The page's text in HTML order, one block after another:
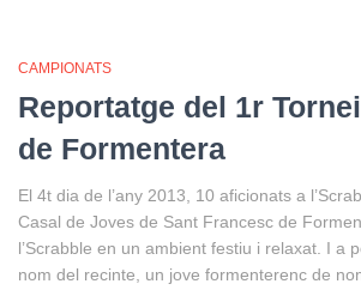
CAMPIONATS
Reportatge del 1r
de Formentera
El 4t dia de l’any 2013, 10 aficionats a
Casal de Joves de Sant Francesc de
l’Scrabble en un ambient festiu i relaxat. I a
nom del recinte, un jove formenterenc de